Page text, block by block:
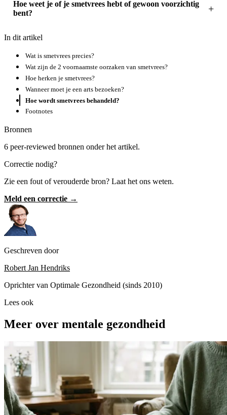
Hoe weet je of je smetvrees hebt of gewoon voorzichtig
bent?
In dit artikel
Wat is smetvrees precies?
Wat zijn de 2 voornaamste oorzaken van smetvrees?
Hoe herken je smetvrees?
Wanneer moet je een arts bezoeken?
Hoe wordt smetvrees behandeld?
Footnotes
Bronnen
6 peer-reviewed bronnen onder het artikel.
Correctie nodig?
Zie een fout of verouderde bron? Laat het ons weten.
Meld een correctie →
Geschreven door
Robert Jan Hendriks
Oprichter van Optimale Gezondheid (sinds 2010)
Lees ook
Meer over mentale gezondheid